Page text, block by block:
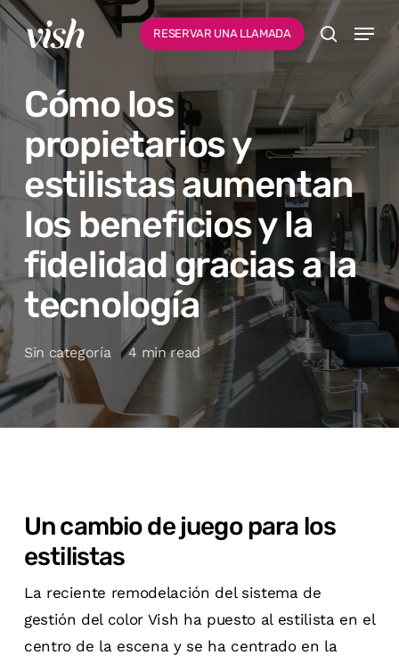
Ir
al
contenido
principal
RESERVAR UNA LLAMADA busque en
Menú
Cómo los
propietarios y
estilistas aumentan
los beneficios y la
fidelidad gracias a la
tecnología
Sin categoría 4 min read
Un cambio de juego para los
estilistas
La reciente remodelación del sistema de
gestión del color Vish ha puesto al estilista en el
centro de la escena y se ha centrado en la